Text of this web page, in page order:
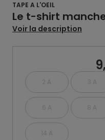
TAPE A L'OEIL
Le t-shirt
Voir la description
2 A 3 A
6 A 8 A
14 A